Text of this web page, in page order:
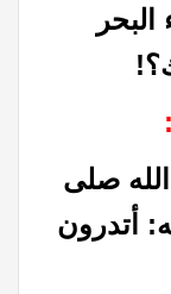
صلى
أتدرون